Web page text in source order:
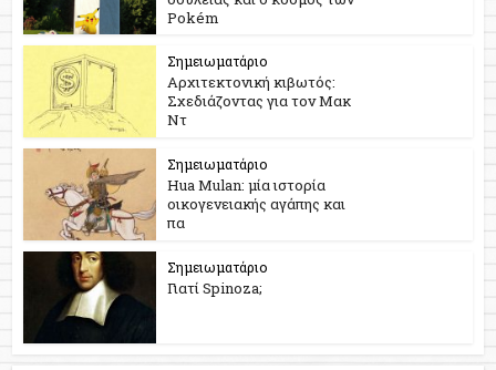
Pokém
Σημειωματάριο
Αρχιτεκτονική κιβωτός:
Σχεδιάζοντας για τον Μακ
Ντ
Σημειωματάριο
Hua Mulan: μία ιστορία
οικογενειακής αγάπης και
πα
Σημειωματάριο
Γιατί Spinoza;